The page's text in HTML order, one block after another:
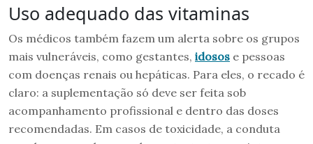
Uso adequado das vitaminas
Os médicos também fazem um alerta sobre os grupos
mais vulneráveis, como gestantes, idosos e pessoas
com doenças renais ou hepáticas. Para eles, o recado é
claro: a suplementação só deve ser feita sob
acompanhamento profissional e dentro das doses
recomendadas. Em casos de toxicidade, a conduta